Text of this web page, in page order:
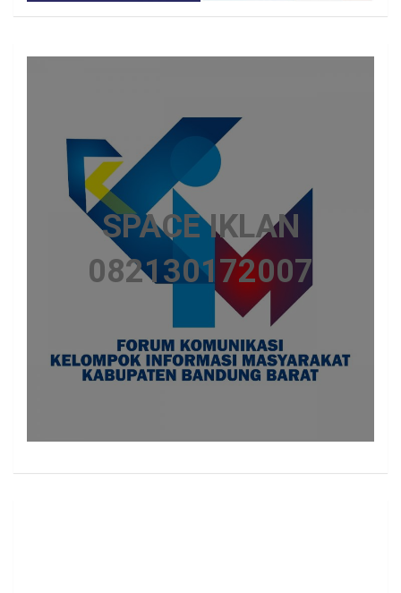
SPACE IKLAN
082130172007